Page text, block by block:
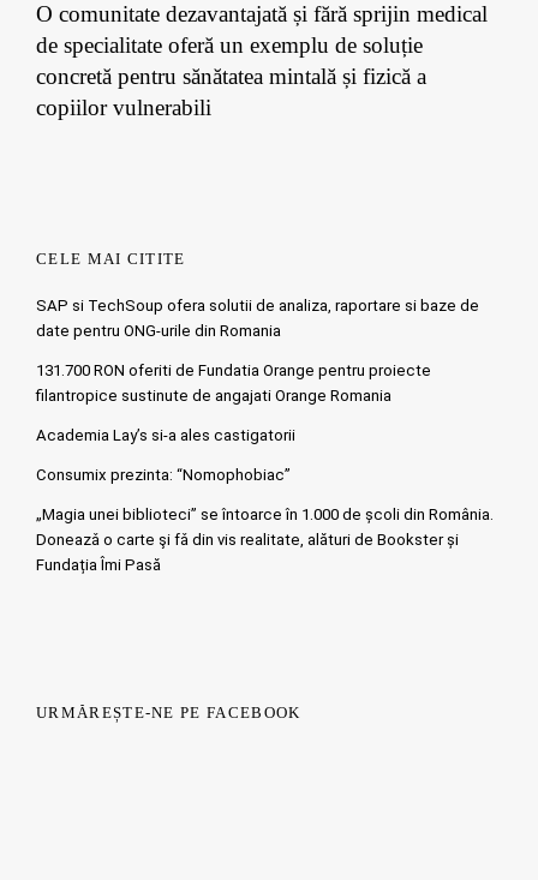
O comunitate dezavantajată și fără sprijin medical
de specialitate oferă un exemplu de soluție
concretă pentru sănătatea mintală și fizică a
copiilor vulnerabili
CELE MAI CITITE
SAP si TechSoup ofera solutii de analiza, raportare si baze de
date pentru ONG-urile din Romania
131.700 RON oferiti de Fundatia Orange pentru proiecte
filantropice sustinute de angajati Orange Romania
Academia Lay’s si-a ales castigatorii
Consumix prezinta: “Nomophobiac”
„Magia unei biblioteci” se întoarce în 1.000 de școli din România.
Doneazǎ o carte şi fǎ din vis realitate, alături de Bookster și
Fundația Îmi Pasă
URMĂREȘTE-NE PE FACEBOOK